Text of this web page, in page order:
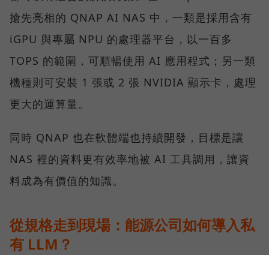
搶先亮相的 QNAP AI NAS 中，一類是採用含有
iGPU 與專屬 NPU 的處理器平台，以一百多
TOPS 的範圍，可順暢使用 AI 應用程式；另一類
機種則可安裝 1 張或 2 張 NVIDIA 顯示卡，處理
更大的運算量。
同時 QNAP 也在軟體端也持續開發，目標是讓
NAS 裡的資料更有效率地被 AI 工具調用，讓資
料成為有價值的知識。
從規格走到現場：能源公司如何導入私
有 LLM？